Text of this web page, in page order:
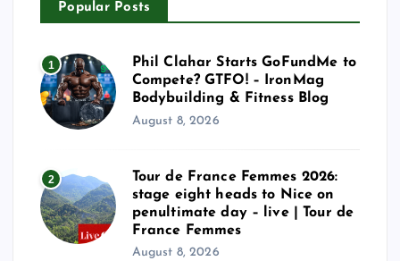
Popular Posts
1
Phil Clahar Starts GoFundMe to
Compete? GTFO! – IronMag
Bodybuilding & Fitness Blog
August 8, 2026
2
Tour de France Femmes 2026:
stage eight heads to Nice on
penultimate day – live | Tour de
France Femmes
August 8, 2026